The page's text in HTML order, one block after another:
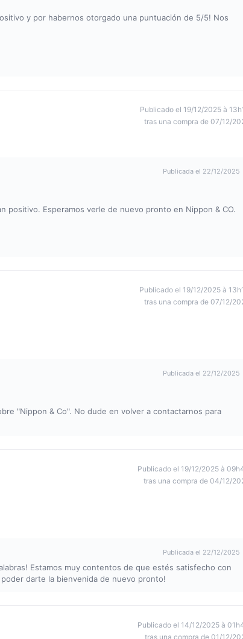
y por habernos otorgado una puntuación de 5/5! Nos
Publicado el 19/12/2025 à
tras una compra de 07/12/
Publicada el 22/12/2025
positivo. Esperamos verle de nuevo pronto en Nippon & CO.
Publicado el 19/12/2025 à
tras una compra de 07/12/
Publicada el 22/12/2025
"Nippon & Co". No dude en volver a contactarnos para
Publicado el 19/12/2025 à
tras una compra de 04/12/
Publicada el 22/12/2025
Estamos muy contentos de que estés satisfecho con
darte la bienvenida de nuevo pronto!
Publicado el 14/12/2025 à
tras una compra de 01/12/